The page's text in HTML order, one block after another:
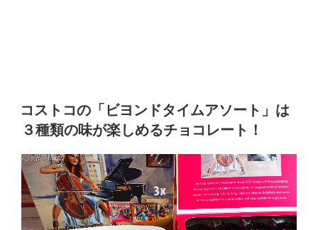
コストコの「ビヨンドタイムアソート」は
３種類の味が楽しめるチョコレート！